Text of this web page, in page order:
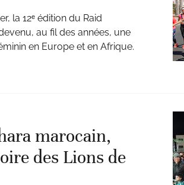
la 12ᵉ édition du Raid
au fil des années, une
en Europe et en Afrique.
marocain,
des Lions de